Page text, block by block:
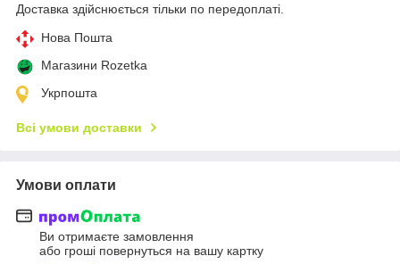
Доставка здійснюється тільки по передоплаті.
Нова Пошта
Магазини Rozetka
Укрпошта
Всі умови доставки
Умови оплати
Ви отримаєте замовлення
або гроші повернуться на вашу картку